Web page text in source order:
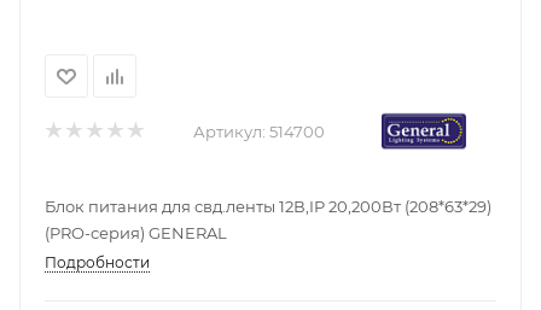
Артикул: 514700
Блок питания для свд.ленты 12В,IP 20,200Вт (208*63*29)
(PRO-серия) GENERAL
Подробности